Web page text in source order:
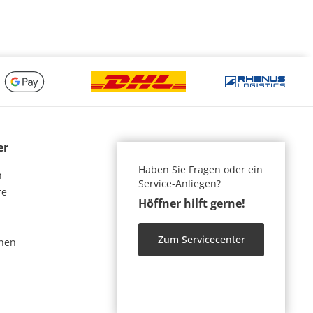
Haben Sie Fragen oder ein
Service-Anliegen?
Höffner hilft gerne!
Zum Servicecenter